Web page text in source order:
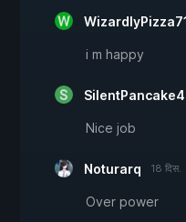
i m happy
Nice job
Noturarq 18 दिस.
Over power